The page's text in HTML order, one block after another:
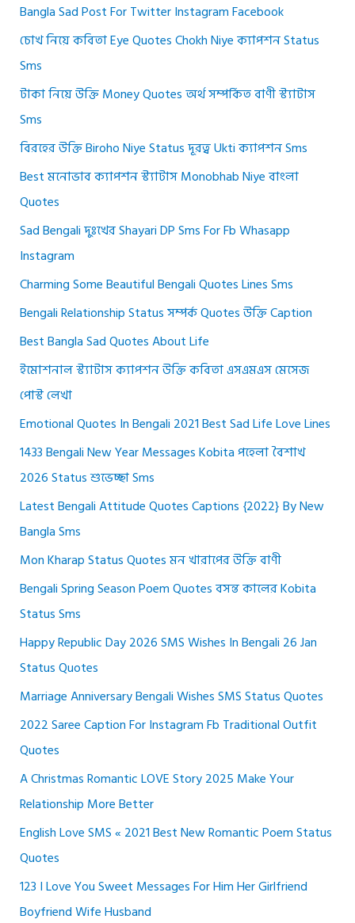
Bangla Sad Post For Twitter Instagram Facebook
চোখ নিয়ে কবিতা Eye Quotes Chokh Niye ক্যাপশন Status
Sms
টাকা নিয়ে উক্তি Money Quotes অর্থ সম্পর্কিত বাণী স্ট্যাটাস
Sms
বিরহের উক্তি Biroho Niye Status দূরত্ব Ukti ক্যাপশন Sms
Best মনোভাব ক্যাপশন স্ট্যাটাস Monobhab Niye বাংলা
Quotes
Sad Bengali দুঃখের Shayari DP Sms For Fb Whasapp
Instagram
Charming Some Beautiful Bengali Quotes Lines Sms
Bengali Relationship Status সম্পর্ক Quotes উক্তি Caption
Best Bangla Sad Quotes About Life
ইমোশনাল স্ট্যাটাস ক্যাপশন উক্তি কবিতা এসএমএস মেসেজ
পোস্ট লেখা
Emotional Quotes In Bengali 2021 Best Sad Life Love Lines
1433 Bengali New Year Messages Kobita পহেলা বৈশাখ
2026 Status শুভেচ্ছা Sms
Latest Bengali Attitude Quotes Captions {2022} By New
Bangla Sms
Mon Kharap Status Quotes মন খারাপের উক্তি বাণী
Bengali Spring Season Poem Quotes বসন্ত কালের Kobita
Status Sms
Happy Republic Day 2026 SMS Wishes In Bengali 26 Jan
Status Quotes
Marriage Anniversary Bengali Wishes SMS Status Quotes
2022 Saree Caption For Instagram Fb Traditional Outfit
Quotes
A Christmas Romantic LOVE Story 2025 Make Your
Relationship More Better
English Love SMS « 2021 Best New Romantic Poem Status
Quotes
123 I Love You Sweet Messages For Him Her Girlfriend
Boyfriend Wife Husband